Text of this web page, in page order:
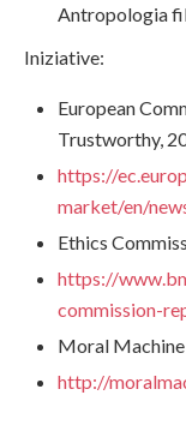
Antropologia
Iniziative:
European
Trustworthy,
https://
market/en/
Ethics
https://
commission-
Moral
http://